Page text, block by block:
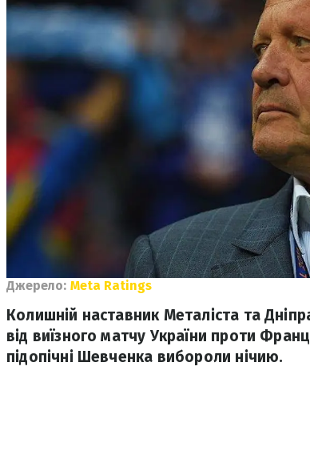
Джерело: Meta Ratings
Колишній наставник Металіста та
від виїзного матчу України проти
підопічні Шевченка вибороли нічию.